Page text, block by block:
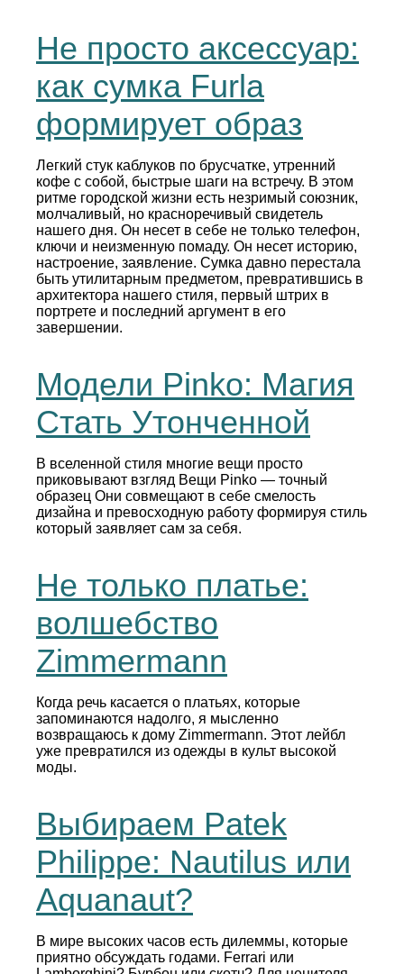
Не просто аксессуар:
как сумка Furla
формирует образ
Легкий стук каблуков по брусчатке, утренний
кофе с собой, быстрые шаги на встречу. В этом
ритме городской жизни есть незримый союзник,
молчаливый, но красноречивый свидетель
нашего дня. Он несет в себе не только телефон,
ключи и неизменную помаду. Он несет историю,
настроение, заявление. Сумка давно перестала
быть утилитарным предметом, превратившись в
архитектора нашего стиля, первый штрих в
портрете и последний аргумент в его
завершении.
Модели Pinko: Магия
Стать Утонченной
В вселенной стиля многие вещи просто
приковывают взгляд Вещи Pinko — точный
образец Они совмещают в себе смелость
дизайна и превосходную работу формируя стиль
который заявляет сам за себя.
Не только платье:
волшебство
Zimmermann
Когда речь касается о платьях, которые
запоминаются надолго, я мысленно
возвращаюсь к дому Zimmermann. Этот лейбл
уже превратился из одежды в культ высокой
моды.
Выбираем Patek
Philippe: Nautilus или
Aquanaut?
В мире высоких часов есть дилеммы, которые
приятно обсуждать годами. Ferrari или